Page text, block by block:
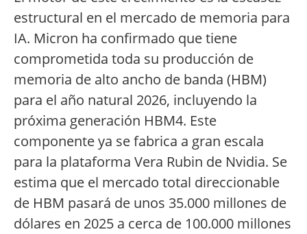
estructural en el mercado de memoria para
IA. Micron ha confirmado que tiene
comprometida toda su producción de
memoria de alto ancho de banda (HBM)
para el año natural 2026, incluyendo la
próxima generación HBM4. Este
componente ya se fabrica a gran escala
para la plataforma Vera Rubin de Nvidia. Se
estima que el mercado total direccionable
de HBM pasará de unos 35.000 millones de
dólares en 2025 a cerca de 100.000 millones